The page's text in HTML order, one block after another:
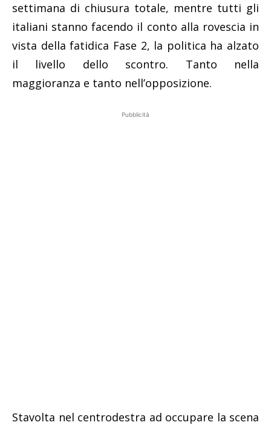
settimana di chiusura totale, mentre tutti gli
italiani stanno facendo il conto alla rovescia in
vista della fatidica Fase 2, la politica ha alzato
il livello dello scontro. Tanto nella
maggioranza e tanto nell’opposizione.
Pubblicità
Stavolta nel centrodestra ad occupare la scena